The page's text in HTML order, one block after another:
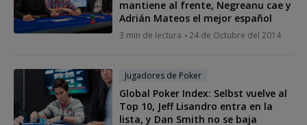
mantiene al frente, Negreanu cae y
Adrián Mateos el mejor español
3 min de lectura 24 de Octubre del 2014
Jugadores de Poker
Global Poker Index: Selbst vuelve al
Top 10, Jeff Lisandro entra en la
lista, y Dan Smith no se baja